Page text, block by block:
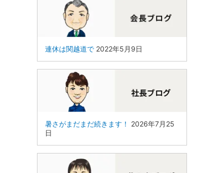
連休は関越道で 2022年5月9日
暑さがまだまだ続きます！
2026年7月25
日